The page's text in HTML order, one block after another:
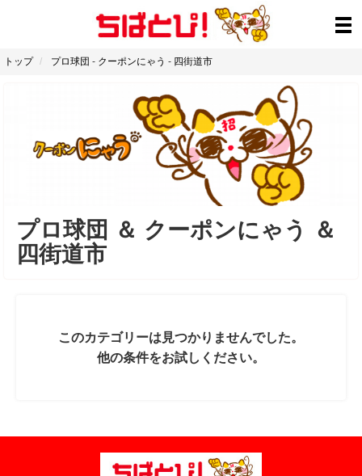
トップ プロ球団 - クーポンにゃう - 四街道市
プロ球団 ＆ クーポンにゃう
＆
四街道市
このカテゴリーは見つかりませんでした。
他の条件をお試しください。